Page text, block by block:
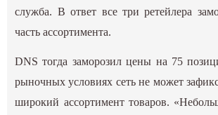
служба. В ответ все три ретейлера
часть ассортимента.
DNS тогда заморозил цены на 75
рыночных условиях сеть не может
широкий ассортимент товаров.